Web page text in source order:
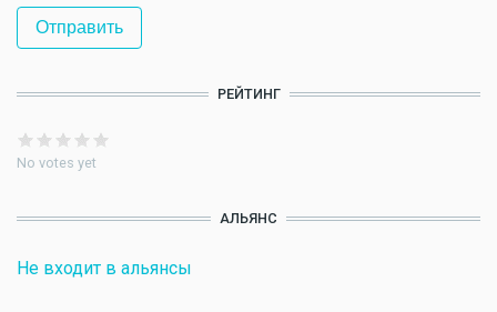
РЕЙТИНГ
No votes yet
АЛЬЯНС
Не входит в альянсы